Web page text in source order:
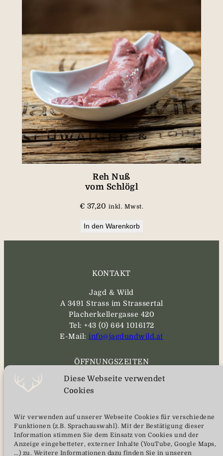
Diese Webseite verwendet
Cookies
Wir verwenden auf unserer Webseite Cookies für verschiedene
Funktionen (z.B. Sprachauswahl). Mit der Bestätigung dieser
Information stimmen Sie dem Einsatz von Cookies und der
Anzeige eingebetteter, externer Inhalte (YouTube, Google Maps,
…) zu. Weitere Informationen dazu finden Sie in unseren
Reh Nuß
vom Schlögl
€ 37,20 inkl. Mwst.
In den Warenkorb
KONTAKT
Jagd & Wild
A 3491 Strass im Strassertal
Placherkellergasse 420
Tel: +43 (0) 664 1016172
E-Mail:info@jagdundwild.at
ÖFFNUNGSZEITEN
MO – SA
08:00 bis 17:00
vorherige telefonische Anmeldung
wird erwünscht
SERVICE